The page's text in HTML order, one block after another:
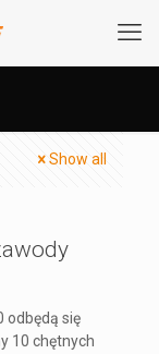
Show all
odbędą się
10 chętnych